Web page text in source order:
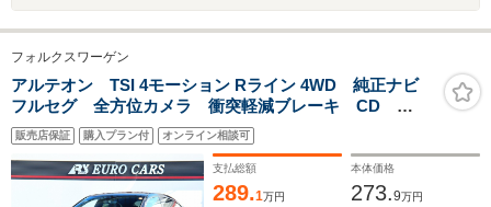
フォルクスワーゲン
アルテオン TSI 4モーション Rライン 4WD 純正ナビ
フルセグ 全方位カメラ 衝突軽減ブレーキ CD
DVD BT シートヒーター レザーシート ACC LED
ライト 純正20アルミ コーナーセンサー
販売店保証 購入プラン付 オンライン相談可
支払総額
289.1万円
本体価格
273.9万円